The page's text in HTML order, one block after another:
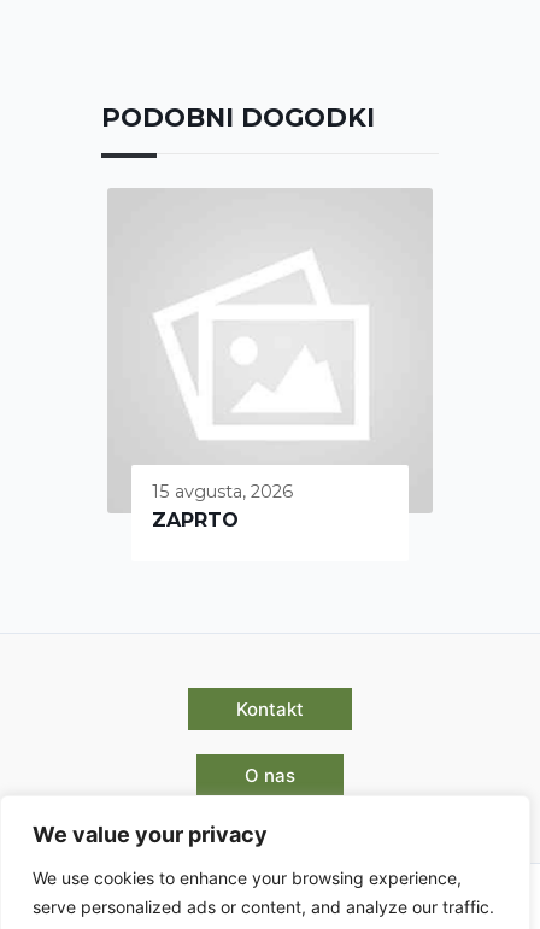
We value your privacy
We use cookies to enhance your browsing experience,
serve personalized ads or content, and analyze our traffic.
PODOBNI DOGODKI
15 avgusta, 2026
ZAPRTO
Kontakt
O nas